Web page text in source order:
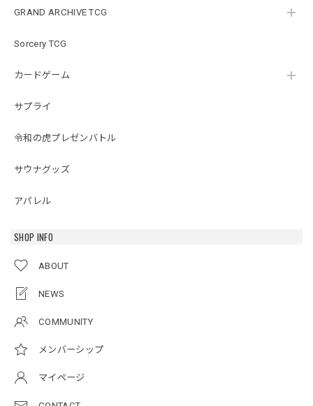
GRAND ARCHIVE TCG
Sorcery TCG
カードゲーム
サプライ
令和の虎プレゼンバトル
サウナグッズ
アパレル
SHOP INFO
ABOUT
NEWS
COMMUNITY
メンバーシップ
マイページ